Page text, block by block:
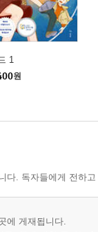
1
원
다. 독자들에게 전하
에 게재됩니다.